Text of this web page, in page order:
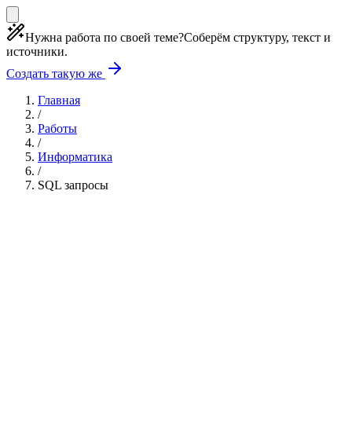
Нужна работа по своей теме?Соберём структуру, текст и
источники.
Создать такую же
Главная
/
Работы
/
Информатика
/
SQL запросы